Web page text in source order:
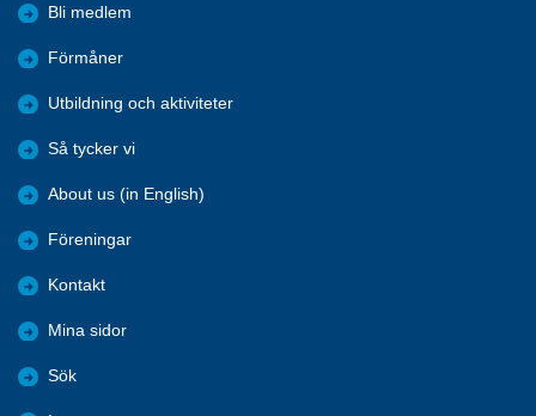
Bli medlem
Förmåner
Utbildning och aktiviteter
Så tycker vi
About us (in English)
Föreningar
Kontakt
Mina sidor
Sök